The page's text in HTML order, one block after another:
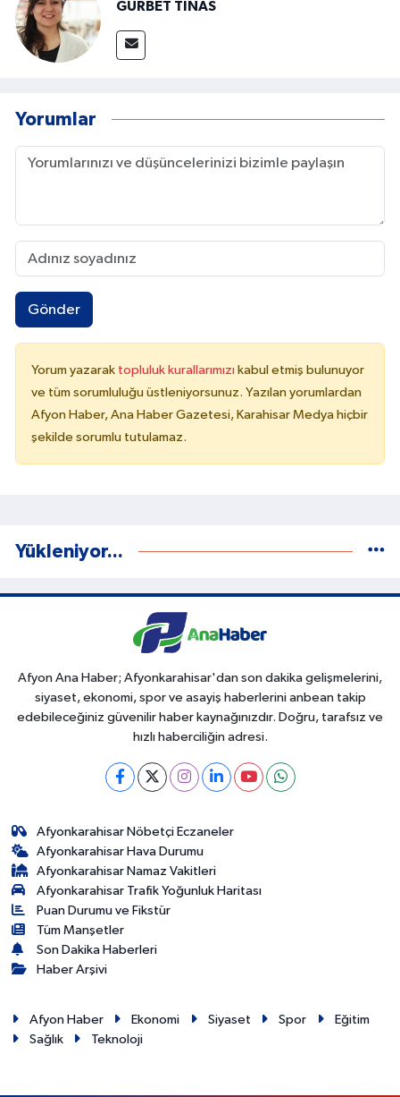
GURBET TINAS
Yorumlar
Gönder
Yorum yazarak topluluk kurallarımızı kabul etmiş bulunuyor
ve tüm sorumluluğu üstleniyorsunuz. Yazılan yorumlardan
Afyon Haber, Ana Haber Gazetesi, Karahisar Medya hiçbir
şekilde sorumlu tutulamaz.
Yükleniyor...
Afyon Ana Haber; Afyonkarahisar'dan son dakika gelişmelerini,
siyaset, ekonomi, spor ve asayiş haberlerini anbean takip
edebileceğiniz güvenilir haber kaynağınızdır. Doğru, tarafsız ve
hızlı haberciliğin adresi.
Afyonkarahisar Nöbetçi Eczaneler
Afyonkarahisar Hava Durumu
Afyonkarahisar Namaz Vakitleri
Afyonkarahisar Trafik Yoğunluk Haritası
Puan Durumu ve Fikstür
Tüm Manşetler
Son Dakika Haberleri
Haber Arşivi
Afyon Haber Ekonomi Siyaset Spor
Eğitim
Sağlık
Teknoloji